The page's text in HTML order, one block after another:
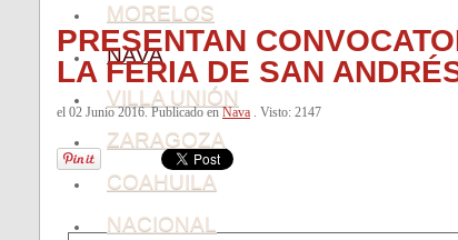
MORELOS
NAVA
VILLA UNIÓN
ZARAGOZA
COAHUILA
NACIONAL
PRESENTAN
LA FERIA DE SAN
el 02 Junio 2016. Publicado enNava . Visto: 2147